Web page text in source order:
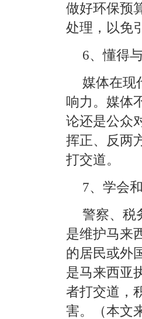
做好环保预
处理，以免
6、懂得
媒体在现
响力。媒体
论还是公众
挥正、反两
打交道。
7、学会
警察、税
是维护马来
的居民或外
是马来西亚
者打交道，
害。（本文